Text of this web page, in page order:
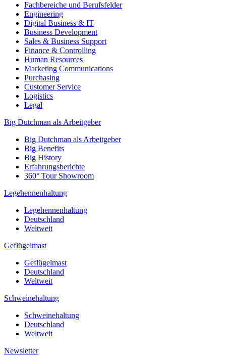
Fachbereiche und Berufsfelder
Engineering
Digital Business & IT
Business Development
Sales & Business Support
Finance & Controlling
Human Resources
Marketing Communications
Purchasing
Customer Service
Logistics
Legal
Big Dutchman als Arbeitgeber
Big Dutchman als Arbeitgeber
Big Benefits
Big History
Erfahrungsberichte
360° Tour Showroom
Legehennenhaltung
Legehennenhaltung
Deutschland
Weltweit
Geflügelmast
Geflügelmast
Deutschland
Weltweit
Schweinehaltung
Schweinehaltung
Deutschland
Weltweit
Newsletter